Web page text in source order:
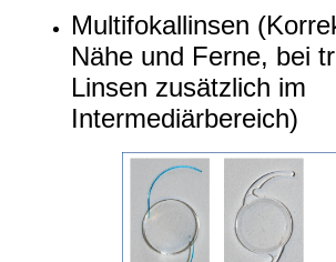
Multifokallinsen
Nähe und Ferne, bei
Linsen zusätzlich im
Intermediärbereich)